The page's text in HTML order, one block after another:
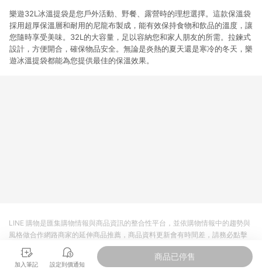
樂遊32L冰溫提袋是您戶外活動、野餐、露營時的理想選擇。這款保溫袋
採用超厚保溫層和耐用的尼龍布製成，能有效保持食物和飲品的溫度，讓
您隨時享受美味。32L的大容量，足以容納您和家人朋友的所需。拉鍊式
設計，方便開合，確保物品安全。無論是炎熱的夏天還是寒冷的冬天，樂
遊冰溫提袋都能為您提供最佳的保溫效果。
加入筆記 設定到價通知
商品已停售
LINE 購物是匯集購物情報與商品資訊的整合性平台，並依購物情報中的趨勢與
風格做合作網路商家的延伸商品推薦，商品資料更新會有時間差，請務必點擊
商品至各合作網路商家，確認現售價與購物條件，一切資訊以合作廠商網頁為
準。